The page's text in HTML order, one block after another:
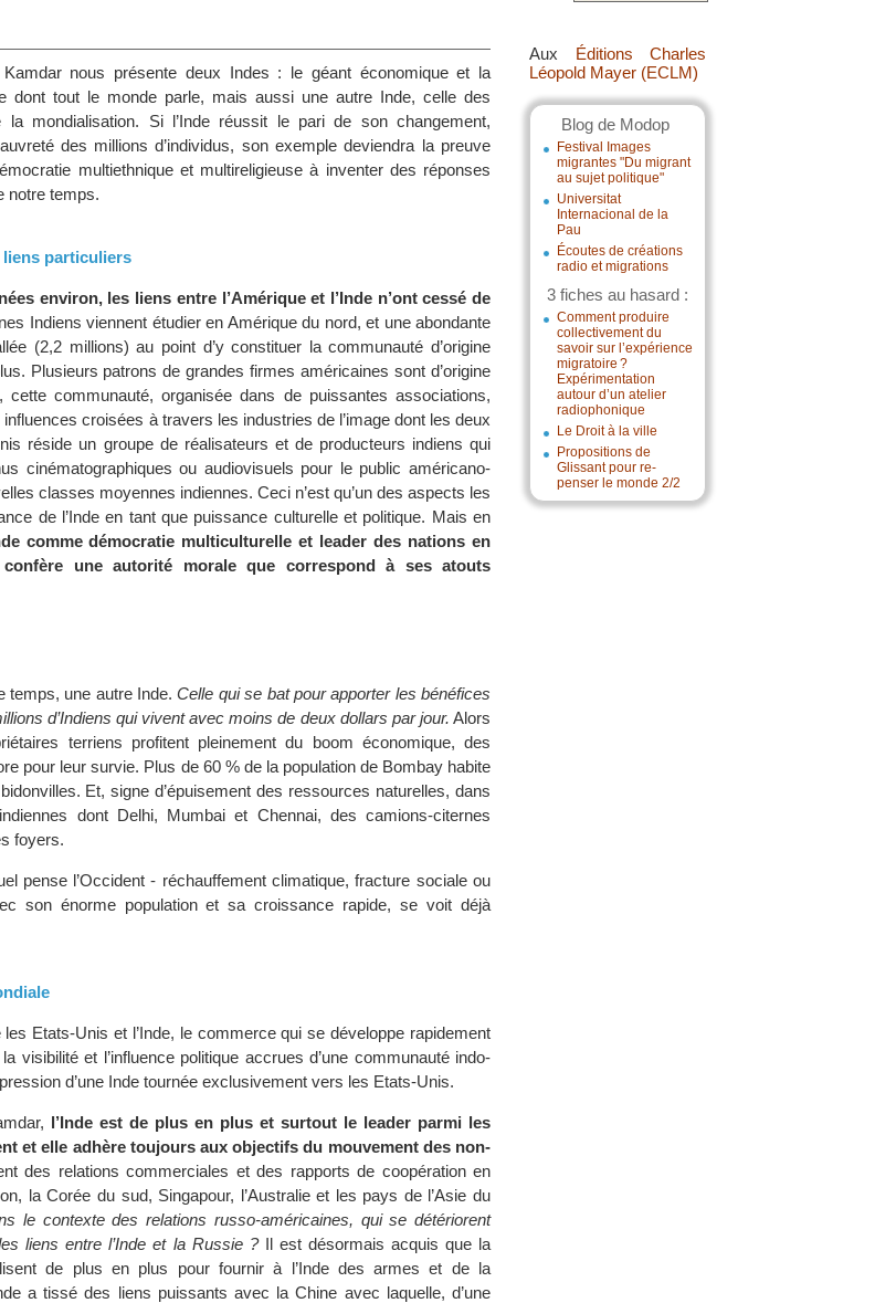
Aux Éditions Charles
Léopold Mayer (ECLM)
Blog de Modop
Festival Images
migrantes "Du migrant
au sujet politique"
Universitat
Internacional de la
Pau
Écoutes de créations
radio et migrations
3 fiches au hasard :
Comment produire
collectivement du
savoir sur l’expérience
migratoire ?
Expérimentation
autour d’un atelier
radiophonique
Le Droit à la ville
Propositions de
Glissant pour re-
penser le monde 2/2
nous présente deux Indes : le géant économique et la
dont tout le monde parle, mais aussi une autre Inde, celle des
mondialisation. Si l’Inde réussit le pari de son changement,
des millions d’individus, son exemple deviendra la preuve
multiethnique et multireligieuse à inventer des réponses
notre temps.
liens particuliers
environ, les liens entre l’Amérique et l’Inde n’ont cessé de
Indiens viennent étudier en Amérique du nord, et une abondante
(2,2 millions) au point d’y constituer la communauté d’origine
Plusieurs patrons de grandes firmes américaines sont d’origine
cette communauté, organisée dans de puissantes associations,
croisées à travers les industries de l’image dont les deux
réside un groupe de réalisateurs et de producteurs indiens qui
cinématographiques ou audiovisuels pour le public américano-
classes moyennes indiennes. Ceci n’est qu’un des aspects les
de l’Inde en tant que puissance culturelle et politique. Mais en
comme démocratie multiculturelle et leader des nations en
une autorité morale que correspond à ses atouts
temps, une autre Inde.Celle qui se bat pour apporter les bénéfices
d’Indiens qui vivent avec moins de deux dollars par jour. Alors
terriens profitent pleinement du boom économique, des
pour leur survie. Plus de 60 % de la population de Bombay habite
Et, signe d’épuisement des ressources naturelles, dans
dont Delhi, Mumbai et Chennai, des camions-citernes
foyers.
pense l’Occident - réchauffement climatique, fracture sociale ou
son énorme population et sa croissance rapide, se voit déjà
Etats-Unis et l’Inde, le commerce qui se développe rapidement
visibilité et l’influence politique accrues d’une communauté indo-
d’une Inde tournée exclusivement vers les Etats-Unis.
l’Inde est de plus en plus et surtout le leader parmi les
et elle adhère toujours aux objectifs du mouvement des non-
des relations commerciales et des rapports de coopération en
la Corée du sud, Singapour, l’Australie et les pays de l’Asie du
le contexte des relations russo-américaines, qui se détériorent
liens entre l’Inde et la Russie ?Il est désormais acquis que la
de plus en plus pour fournir à l’Inde des armes et de la
a tissé des liens puissants avec la Chine avec laquelle, d’une